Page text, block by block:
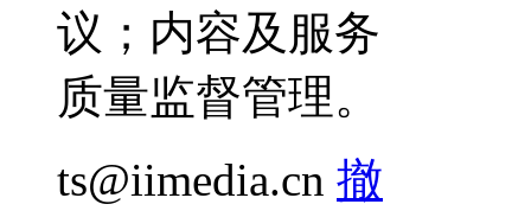
议；内容及服务
质量监督管理。
ts@iimedia.cn 撤